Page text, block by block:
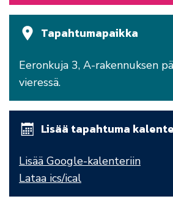
Tapahtumapaikka
Eeronkuja 3, A-rakennuksen
vieressä.
Lisää tapahtuma
Lisää Google-kalenteriin
Lataa ics/ical